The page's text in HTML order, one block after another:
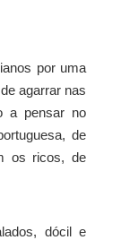
por uma
agarrar nas
a pensar no
de
os ricos, de
dócil e